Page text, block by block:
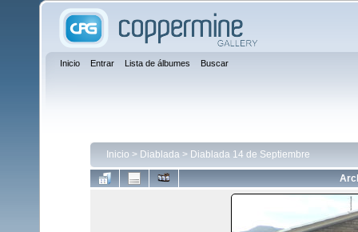
Inicio Entrar Lista de álbumes Buscar
Inicio > Diablada> Diablada 14 de Septiembre